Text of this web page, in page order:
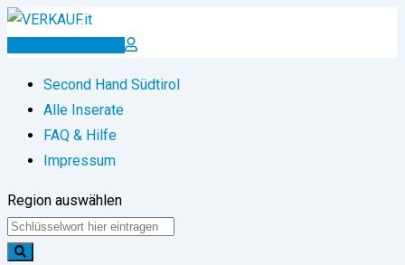
Zum
Inserat erstellen
Second Hand Südtirol
Alle Inserate
FAQ & Hilfe
Impressum
Region auswählen